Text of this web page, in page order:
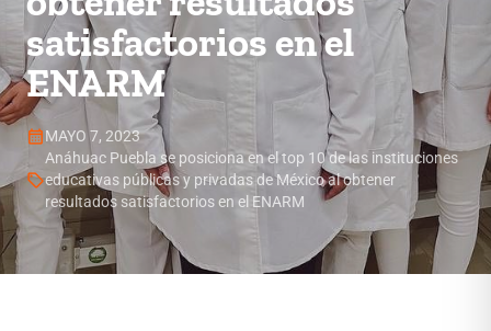
satisfactorios en el
ENARM
calendar_monthMAYO 7, 2023
sell
Anáhuac Puebla se posiciona en el top 10 de las instituciones
educativas públicas y privadas de México al obtener
resultados satisfactorios en el ENARM